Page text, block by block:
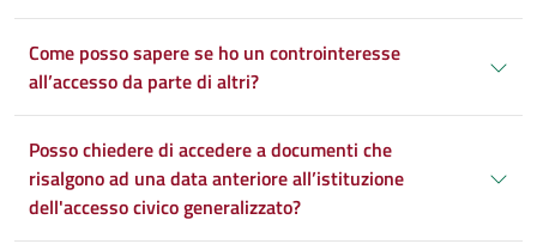
Come posso sapere se ho un controinteresse
all’accesso da parte di altri?
Posso chiedere di accedere a documenti che
risalgono ad una data anteriore all’istituzione
dell'accesso civico generalizzato?